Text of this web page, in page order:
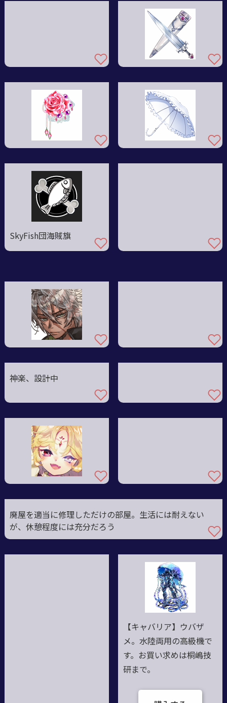
SkyFish団海賊旗
神楽、設計中
廃屋を適当に修理しただけの部屋。生活には耐えない
が、休憩程度には充分だろう
【キャバリア】ウバザ
メ。水陸両用の高級機で
す。お買い求めは桐嶋技
研まで。